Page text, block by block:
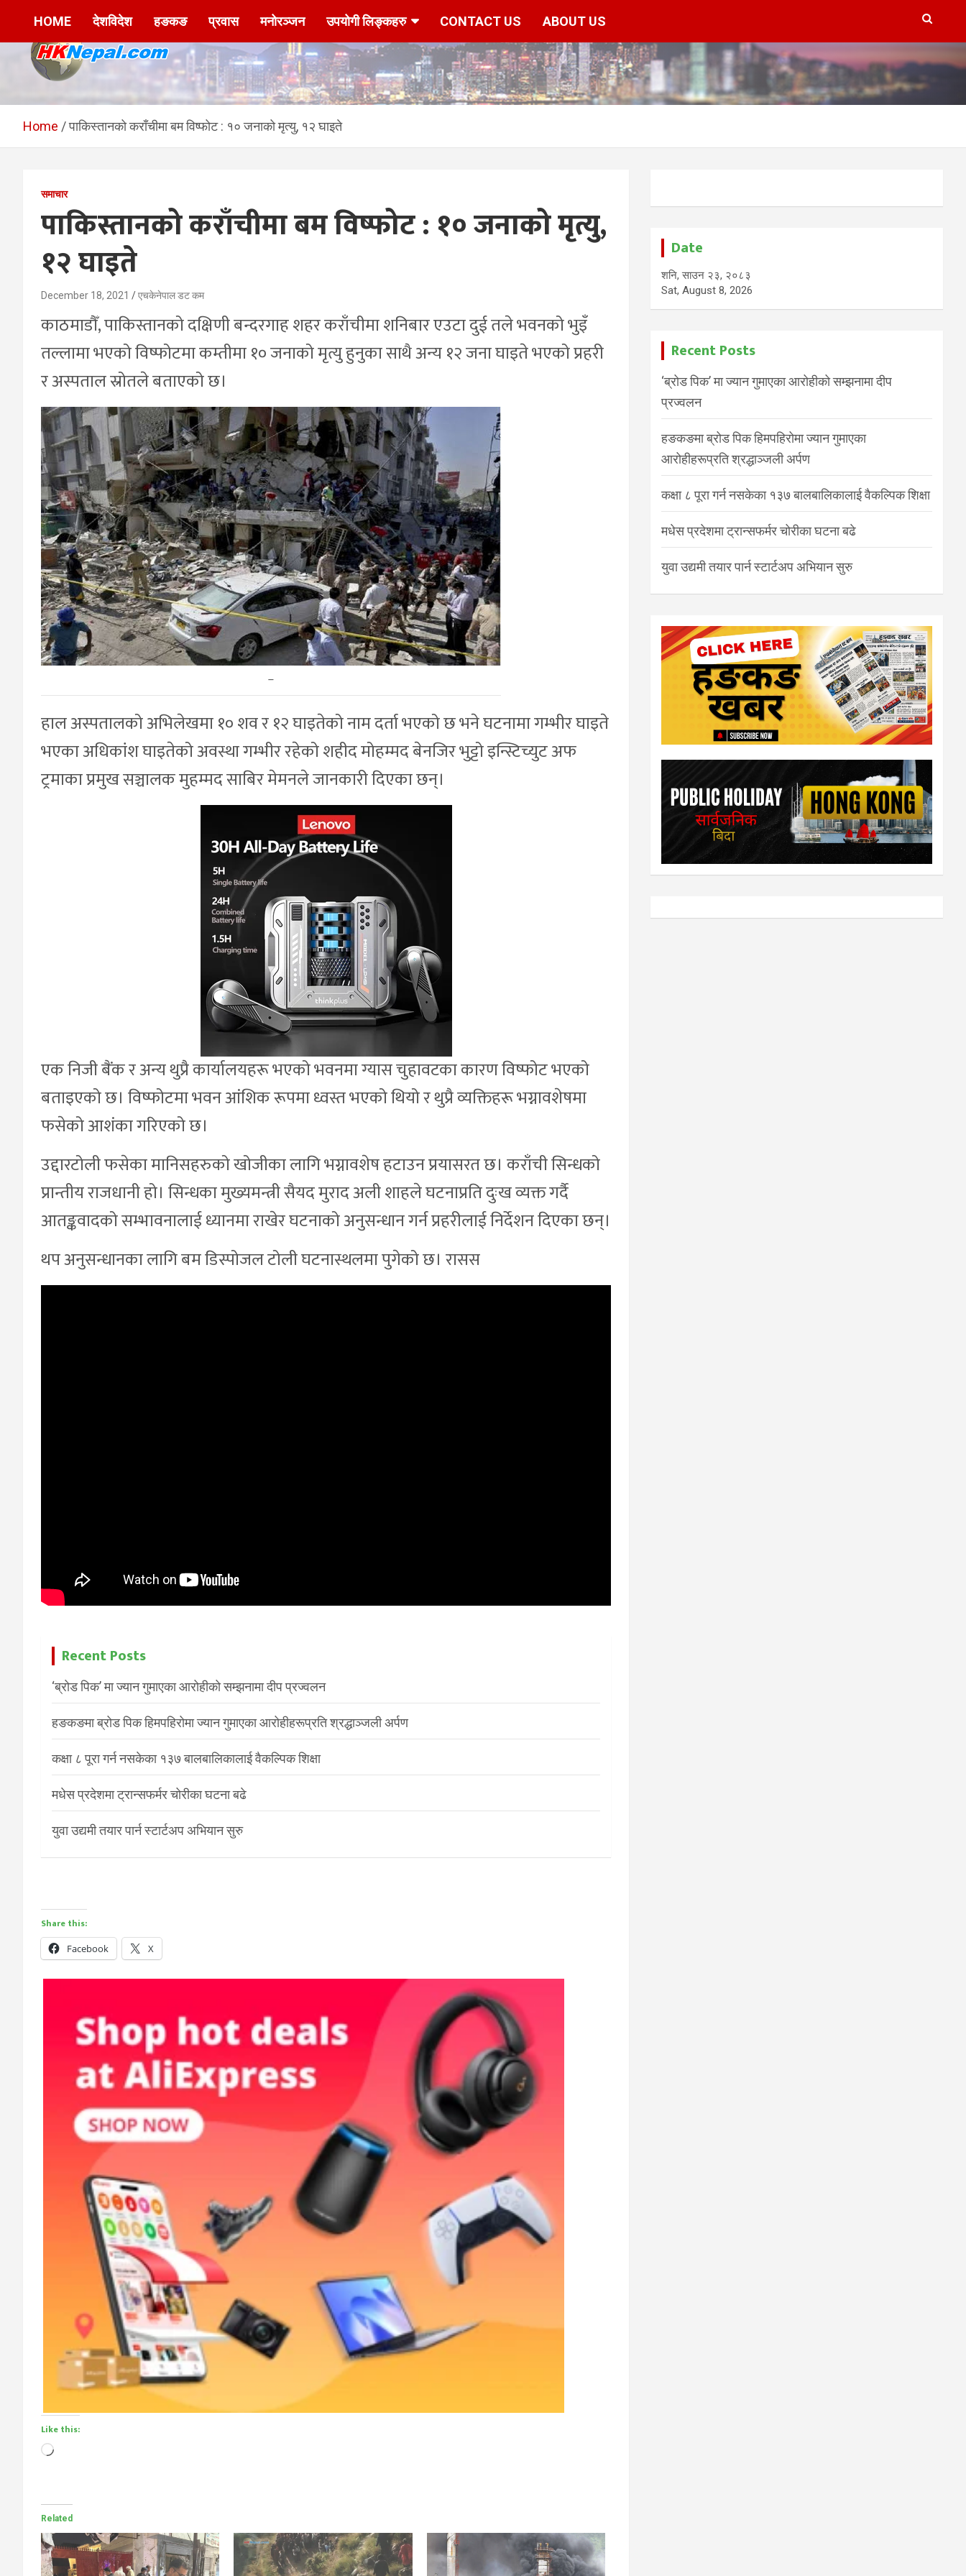
HKNepal.com –
हङकङबाट सञ्चालित पहिलो
hknepal, hknepal.com, hk nepal, hk nepal com
HOME देशविदेश हङकङ प्रवास मनोरञ्जन उपयोगी लिङ्कहरु CONTACT US ABOUT US
Home पाकिस्तानको कराँचीमा बम विष्फोट : १० जनाको मृत्यु, १२ घाइते
समाचार
पाकिस्तानको कराँचीमा बम विष्फोट : १० जनाको मृत्यु,
१२ घाइते
December 18, 2021 एचकेनेपाल डट कम
काठमाडौँ, पाकिस्तानको दक्षिणी बन्दरगाह शहर कराँचीमा शनिबार एउटा दुई तले भवनको भुइँ
तल्लामा भएको विष्फोटमा कम्तीमा १० जनाको मृत्यु हुनुका साथै अन्य १२ जना घाइते भएको प्रहरी
र अस्पताल स्रोतले बताएको छ।
–
हाल अस्पतालको अभिलेखमा १० शव र १२ घाइतेको नाम दर्ता भएको छ भने घटनामा गम्भीर घाइते
भएका अधिकांश घाइतेको अवस्था गम्भीर रहेको शहीद मोहम्मद बेनजिर भुट्टो इन्स्टिच्युट अफ
ट्रमाका प्रमुख सञ्चालक मुहम्मद साबिर मेमनले जानकारी दिएका छन्।
एक निजी बैंक र अन्य थुप्रै कार्यालयहरू भएको भवनमा ग्यास चुहावटका कारण विष्फोट भएको
बताइएको छ। विष्फोटमा भवन आंशिक रूपमा ध्वस्त भएको थियो र थुप्रै व्यक्तिहरू भग्नावशेषमा
फसेको आशंका गरिएको छ।
उद्दारटोली फसेका मानिसहरुको खोजीका लागि भग्नावशेष हटाउन प्रयासरत छ। कराँची सिन्धको
प्रान्तीय राजधानी हो। सिन्धका मुख्यमन्त्री सैयद मुराद अली शाहले घटनाप्रति दुःख व्यक्त गर्दै
आतङ्कवादको सम्भावनालाई ध्यानमा राखेर घटनाको अनुसन्धान गर्न प्रहरीलाई निर्देशन दिएका छन्।
थप अनुसन्धानका लागि बम डिस्पोजल टोली घटनास्थलमा पुगेको छ। रासस
Recent Posts
‘ब्रोड पिक’ मा ज्यान गुमाएका आरोहीको सम्झनामा दीप प्रज्वलन
हङकङमा ब्रोड पिक हिमपहिरोमा ज्यान गुमाएका आरोहीहरूप्रति श्रद्धाञ्जली अर्पण
कक्षा ८ पूरा गर्न नसकेका १३७ बालबालिकालाई वैकल्पिक शिक्षा
मधेस प्रदेशमा ट्रान्सफर्मर चोरीका घटना बढे
युवा उद्यमी तयार पार्न स्टार्टअप अभियान सुरु
Share this:
Facebook X
Like this:
Loading…
Related
Date
शनि, साउन २३, २०८३
Sat, August 8, 2026
Recent Posts
‘ब्रोड पिक’ मा ज्यान गुमाएका आरोहीको सम्झनामा दीप
प्रज्वलन
हङकङमा ब्रोड पिक हिमपहिरोमा ज्यान गुमाएका
आरोहीहरूप्रति श्रद्धाञ्जली अर्पण
कक्षा ८ पूरा गर्न नसकेका १३७ बालबालिकालाई वैकल्पिक शिक्षा
मधेस प्रदेशमा ट्रान्सफर्मर चोरीका घटना बढे
युवा उद्यमी तयार पार्न स्टार्टअप अभियान सुरु